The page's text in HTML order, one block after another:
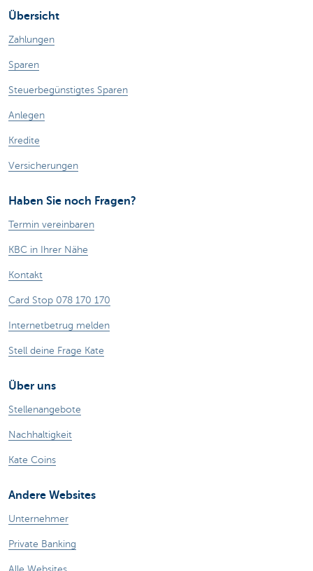
Übersicht
Zahlungen
Sparen
Steuerbegünstigtes Sparen
Anlegen
Kredite
Versicherungen
Haben Sie noch Fragen?
Termin vereinbaren
KBC in Ihrer Nähe
Kontakt
Card Stop 078 170 170
Internetbetrug melden
Stell deine Frage Kate
Über uns
Stellenangebote
Nachhaltigkeit
Kate Coins
Andere Websites
Unternehmer
Private Banking